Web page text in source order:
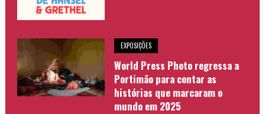
EXPOSIÇÕES
World Press Photo regressa a
Portimão para contar as
histórias que marcaram o
mundo em 2025